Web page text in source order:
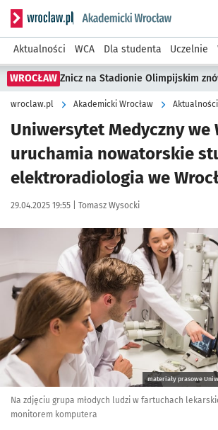
Serwis informacyjny wroclaw.pl
Aktualności WCA Dla studenta Uczelnie
WROCŁAW Znicz na Stadionie Olimpijskim
wroclaw.pl Akademicki Wrocław Aktualności
Uniwersytet Medyczny we
uruchamia nowatorskie
elektroradiologia we
Data publikacji:
29.04.2025 19:55 | Autor:
Tomasz Wysocki
Kliknij, aby powiększyć
materiały prasowe
Na zdjęciu grupa młodych ludzi w fartuchach
monitorem komputera